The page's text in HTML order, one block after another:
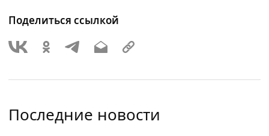
Поделиться ссылкой
Последние новости